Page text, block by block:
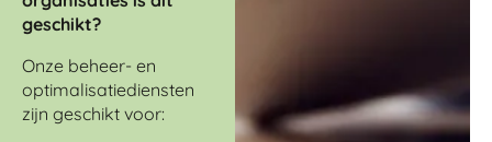
geschikt?
Onze beheer- en
optimalisatiediensten
zijn geschikt voor: